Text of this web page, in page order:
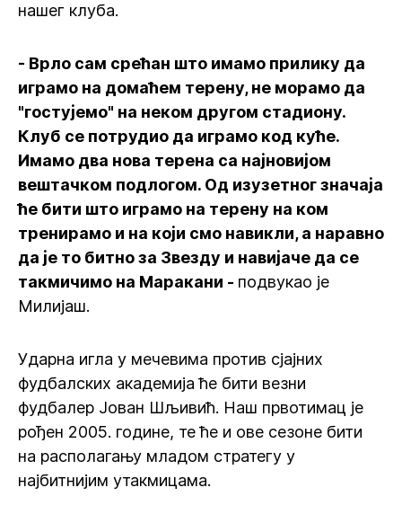
нашег клуба.
- Врло сам срећан што имамо прилику да
играмо на домаћем терену, не морамо да
"гостујемо" на неком другом стадиону.
Клуб се потрудио да играмо код куће.
Имамо два нова терена са најновијом
вештачком подлогом. Од изузетног значаја
ће бити што играмо на терену на ком
тренирамо и на који смо навикли, а наравно
да је то битно за Звезду и навијаче да се
такмичимо на Маракани - подвукао је
Милијаш.
Ударна игла у мечевима против сјајних
фудбалских академија ће бити везни
фудбалер Јован Шљивић. Наш првотимац је
рођен 2005. године, те ће и ове сезоне бити
на располагању младом стратегу у
најбитнијим утакмицама.